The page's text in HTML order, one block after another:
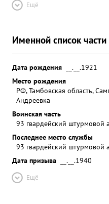
Ещё
Именной список части
Дата рождения
__.__.1921
Место рождения
РФ, Тамбовская область,
Андреевка
Воинская часть
93 гвардейский штурмовой
Последнее место службы
93 гвардейский штурмовой
Дата призыва
__.__.1940
Ещё